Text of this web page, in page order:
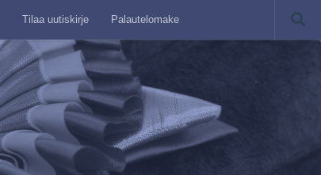
Tilaa uutiskirje Palautelomake